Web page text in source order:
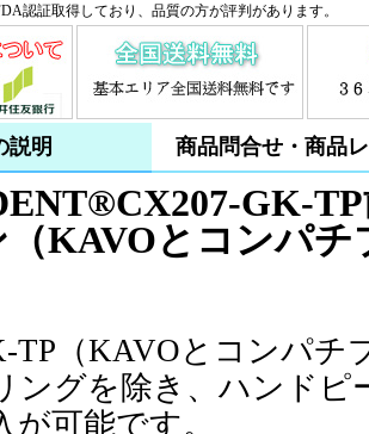
認証取得しており、品質の方が評判があります。
説明 商品問合せ・商品
GK-
（KAVOとコンパ
TP（KAVOとコンパチ
ングを除き、ハンドピ
が可能です。